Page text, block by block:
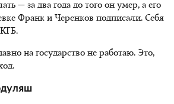
— за два года до того он умер, а его
Франк и Черенков подписали. Себя
на государство не работаю. Это,